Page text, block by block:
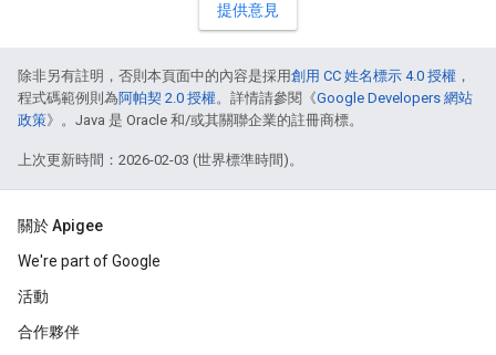
提供意見
除非另有註明，否則本頁面中的內容是採用創用 CC 姓名標示 4.0 授權 ，
程式碼範例則為阿帕契 2.0 授權。詳情請參閱《Google Developers 網站
政策》。Java 是 Oracle 和/或其關聯企業的註冊商標。
上次更新時間：2026-02-03 (世界標準時間)。
關於 Apigee
We're part of Google
活動
合作夥伴